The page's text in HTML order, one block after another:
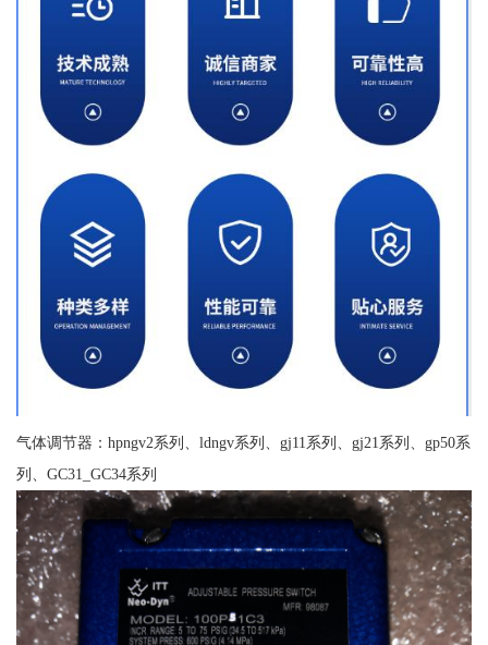
气体调节器：hpngv2系列、ldngv系列、gj11系列、gj21系列、gp50系
列、GC31_GC34系列